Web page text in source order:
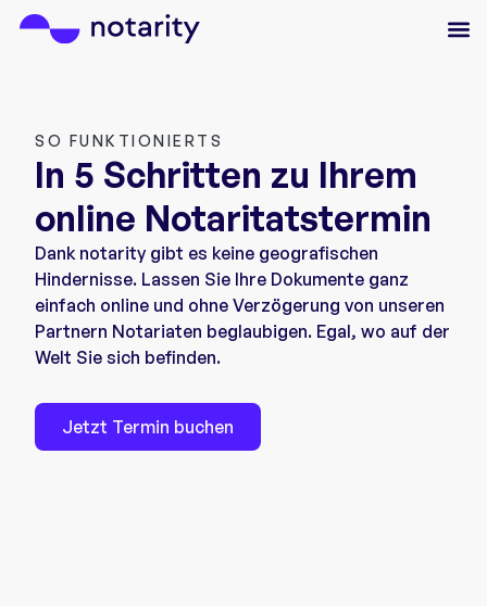
SO FUNKTIONIERTS
In 5 Schritten zu Ihrem
online Notaritatstermin
Dank notarity gibt es keine geografischen
Hindernisse. Lassen Sie Ihre Dokumente ganz
einfach online und ohne Verzögerung von unseren
Partnern Notariaten beglaubigen. Egal, wo auf der
Welt Sie sich befinden.
Jetzt Termin buchen